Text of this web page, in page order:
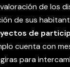
de los
de sus
de
cuenta con
para